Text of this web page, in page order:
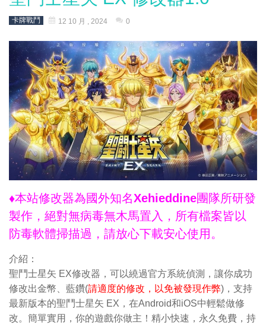
卡牌戰鬥 12 10 月 , 2024 0
♦本站修改器為國外知名Xehieddine團隊所研發
製作，絕對無病毒無木馬置入，所有檔案皆以
防毒軟體掃描過，請放心下載安心使用。
介紹：
聖鬥士星矢 EX修改器，可以繞過官方系統偵測，讓你成功
修改出金幣、藍鑽(請適度的修改，以免被發現作弊)，支持
最新版本的聖鬥士星矢 EX，在Android和iOS中輕鬆做修
改。簡單實用，你的遊戲你做主！精小快速，永久免費，持